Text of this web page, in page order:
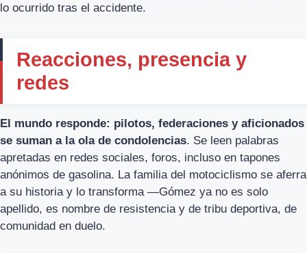
lo ocurrido tras el accidente.
Reacciones, presencia y
redes
El mundo responde: pilotos, federaciones y aficionados
se suman a la ola de condolencias. Se leen palabras
apretadas en redes sociales, foros, incluso en tapones
anónimos de gasolina. La familia del motociclismo se aferra
a su historia y lo transforma —Gómez ya no es solo
apellido, es nombre de resistencia y de tribu deportiva, de
comunidad en duelo.